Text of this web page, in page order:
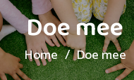
Doe mee
Home Doe mee